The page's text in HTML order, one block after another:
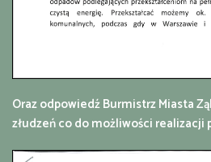
Oraz odpowiedź Burmistrz Miasta
złudzeń co do możliwości realizacji